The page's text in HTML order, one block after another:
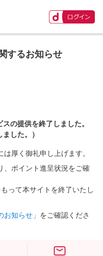
するお知らせ
スの提供を終了しました。
した。）
厚く御礼申し上げます。
、ポイント進呈状況をご確
って本サイトを終了いたし
お知らせ」 をご確認くださ